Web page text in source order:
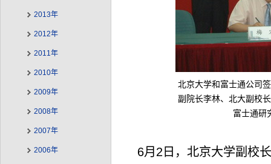
2013年
2012年
2011年
2010年
2009年
2008年
2007年
2006年
北京大学和富士通公司
副院长李林、北大副校
富士通研
6月2日，北京大学副校